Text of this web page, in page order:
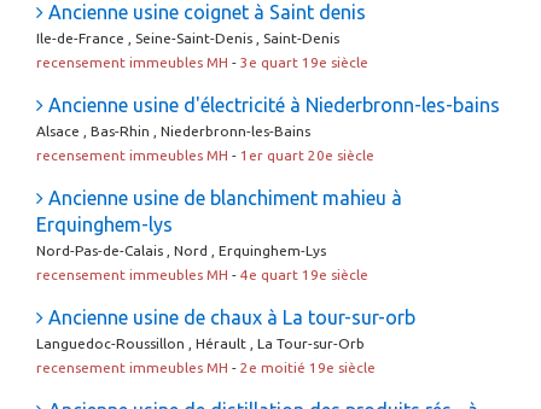
Ancienne usine coignet à Saint denis
Ile-de-France , Seine-Saint-Denis , Saint-Denis
recensement immeubles MH - 3e quart 19e siècle
Ancienne usine d'électricité à Niederbronn-les-bains
Alsace , Bas-Rhin , Niederbronn-les-Bains
recensement immeubles MH - 1er quart 20e siècle
Ancienne usine de blanchiment mahieu à
Erquinghem-lys
Nord-Pas-de-Calais , Nord , Erquinghem-Lys
recensement immeubles MH - 4e quart 19e siècle
Ancienne usine de chaux à La tour-sur-orb
Languedoc-Roussillon , Hérault , La Tour-sur-Orb
recensement immeubles MH - 2e moitié 19e siècle